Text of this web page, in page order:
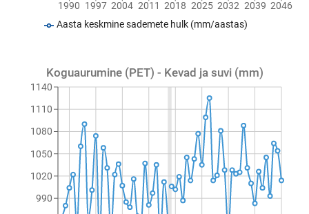
1990 1997 2004 2011 2018 2025 2032 2039 2046
Aasta keskmine sademete hulk (mm/aastas)
Koguaurumine (PET) - Kevad ja suvi (mm)
990
1020
1050
1080
1110
1140